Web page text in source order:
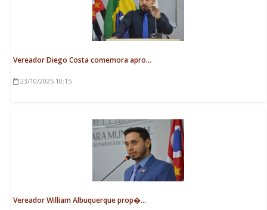
Vereador Diego Costa comemora apro...
23/10/2025 10:15
Vereador William Albuquerque prop�...